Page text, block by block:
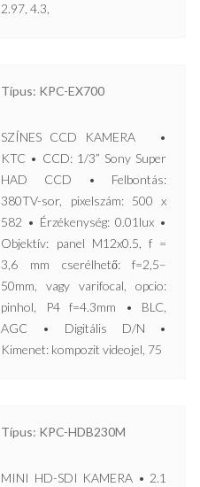
2.97, 4.3,
Típus: KPC-EX700
SZÍNES CCD KAMERA •
KTC • CCD: 1/3” Sony Super
HAD CCD • Felbontás:
380TV-sor, pixelszám: 500 x
582 • Érzékenység: 0.01lux •
Objektív: panel M12x0.5, f =
3,6 mm cserélhető: f=2,5–
50mm, vagy varifocal, opcio:
pinhol, P4 f=4.3mm • BLC,
AGC • Digitális D/N •
Kimenet: kompozit videojel, 75
Típus: KPC-HDB230M
MINI HD-SDI KAMERA • 2.1